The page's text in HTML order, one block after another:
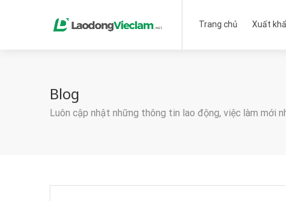
Trang chủ Xuất
Blog
Luôn cập nhật những thông tin lao động, việc làm mới